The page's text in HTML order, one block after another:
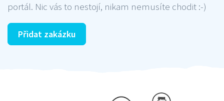
portál. Nic vás to nestojí, nikam nemusíte chodit :-)
Přidat zakázku